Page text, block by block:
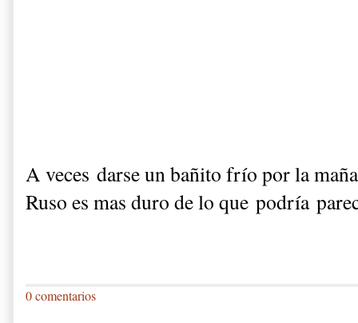
A veces darse un bañito frío por la
Ruso es mas duro de lo que podría
0 comentarios